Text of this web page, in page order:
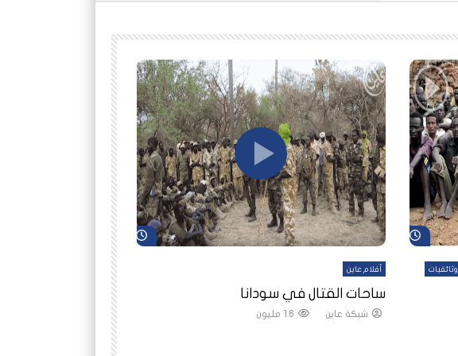
شاهد لاحقاً
وثائقيات
شاهد لاحقاً
أفلام عاين
ساحات القتال في سودانا
شبكة عاين 1.6 مليون
رانيا مأمون: الثمن